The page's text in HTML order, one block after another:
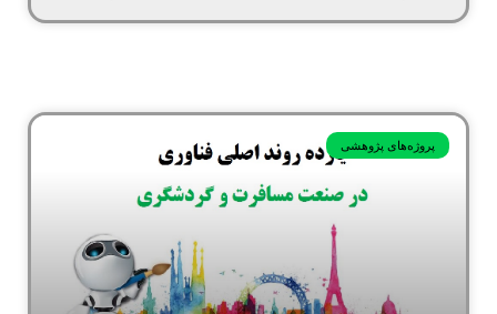
پروژه‌های پژوهشی